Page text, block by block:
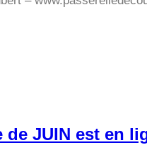
de JUIN est en